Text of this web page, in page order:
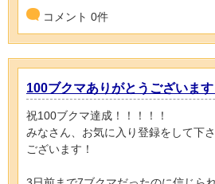
コメント 0件
100ブクマありがとうございます
祝100ブクマ達成！！！！！
みなさん、お気に入り登録をして下
ございます！